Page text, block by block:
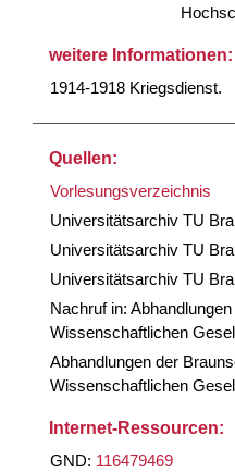
weitere Informationen:
1914-1918 Kriegsdienst.
Quellen:
Vorlesungsverzeichnis
Universitätsarchiv TU
Universitätsarchiv TU
Universitätsarchiv TU
Nachruf in:
Wissenschaftlichen
Abhandlungen der
Wissenschaftlichen
Internet-Ressourcen:
GND: 116479469